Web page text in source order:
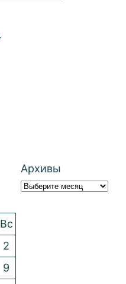
Архивы
Вс
2
9